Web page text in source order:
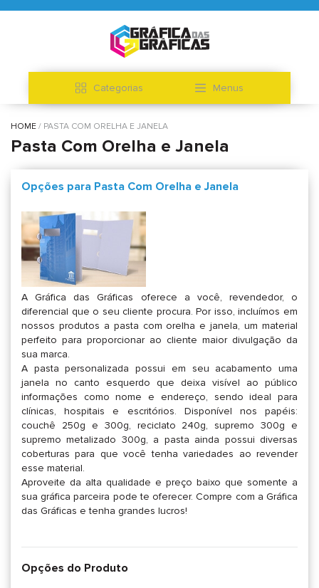
Categorias Menus
HOME PASTA COM ORELHA E JANELA
Pasta Com Orelha e Janela
Opções para Pasta Com Orelha e Janela
A Gráfica das Gráficas oferece a você, revendedor, o
diferencial que o seu cliente procura. Por isso, incluímos em
nossos produtos a pasta com orelha e janela, um material
perfeito para proporcionar ao cliente maior divulgação da
sua marca.
A pasta personalizada possui em seu acabamento uma
janela no canto esquerdo que deixa visível ao público
informações como nome e endereço, sendo ideal para
clínicas, hospitais e escritórios. Disponível nos papéis:
couchê 250g e 300g, reciclato 240g, supremo 300g e
supremo metalizado 300g, a pasta ainda possui diversas
coberturas para que você tenha variedades ao revender
esse material.
Aproveite da alta qualidade e preço baixo que somente a
sua gráfica parceira pode te oferecer. Compre com a Gráfica
das Gráficas e tenha grandes lucros!
Opções do Produto